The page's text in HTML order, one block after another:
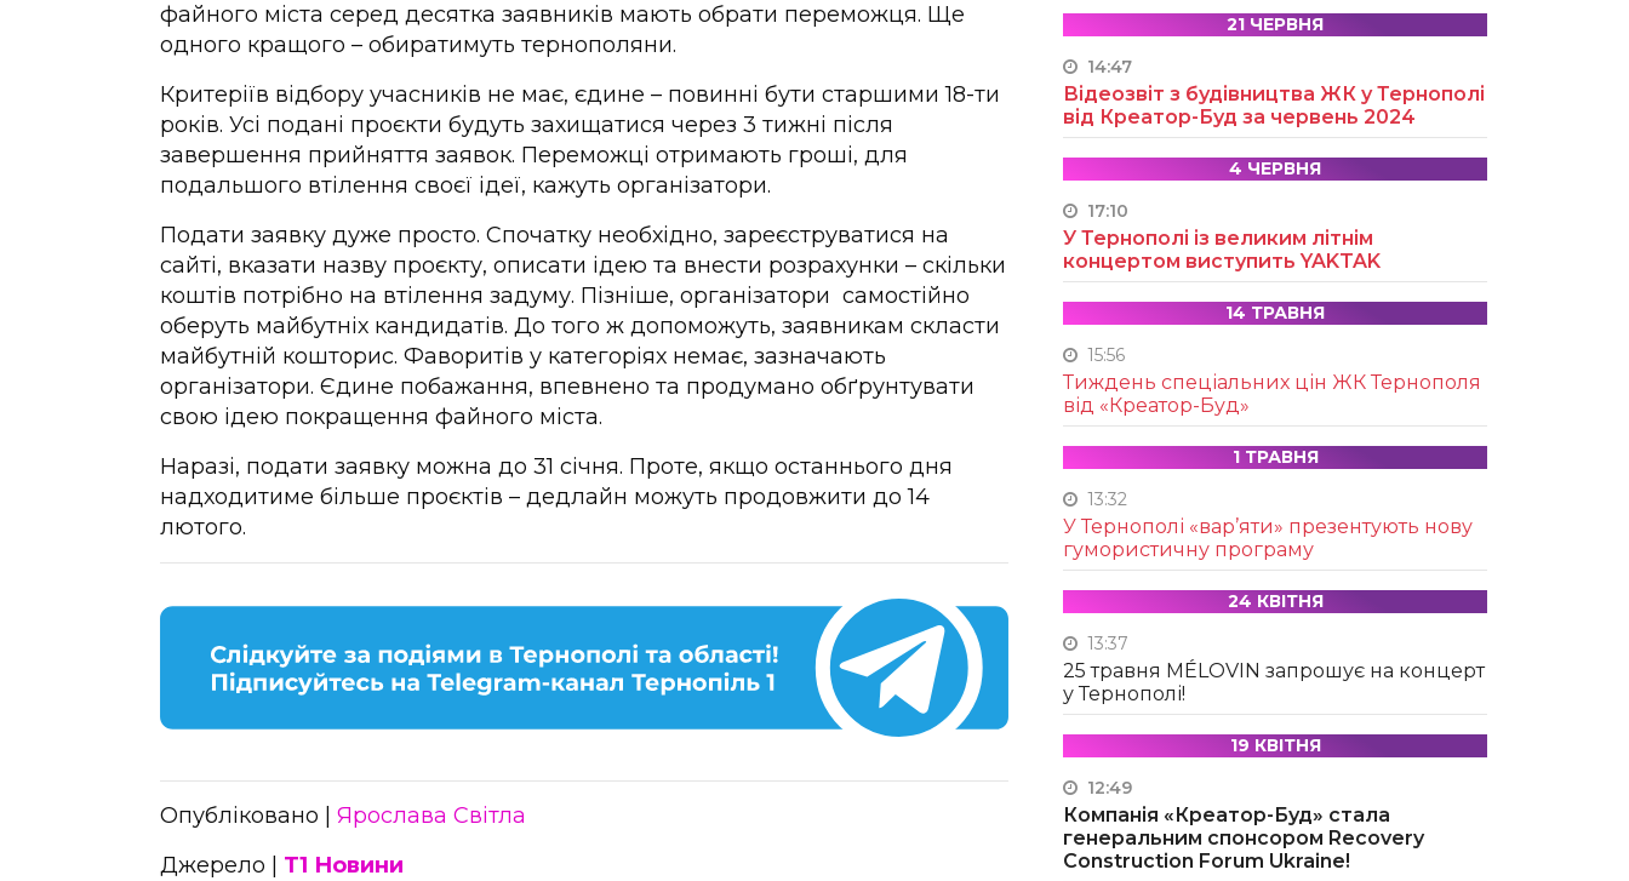
файного міста серед десятка заявників мають обрати переможця. Ще
одного кращого – обиратимуть тернополяни.
Критеріїв відбору учасників не має, єдине – повинні бути старшими 18-ти
років. Усі подані проєкти будуть захищатися через 3 тижні після
завершення прийняття заявок. Переможці отримають гроші, для
подальшого втілення своєї ідеї, кажуть організатори.
Подати заявку дуже просто. Спочатку необхідно, зареєструватися на
сайті, вказати назву проєкту, описати ідею та внести розрахунки – скільки
коштів потрібно на втілення задуму. Пізніше, організатори самостійно
оберуть майбутніх кандидатів. До того ж допоможуть, заявникам скласти
майбутній кошторис. Фаворитів у категоріях немає, зазначають
організатори. Єдине побажання, впевнено та продумано обґрунтувати
свою ідею покращення файного міста.
Наразі, подати заявку можна до 31 січня. Проте, якщо останнього дня
надходитиме більше проєктів – дедлайн можуть продовжити до 14
лютого.
Опубліковано | Ярослава Світла
Джерело | Т1 Новини
21 ЧЕРВНЯ
14:47
Відеозвіт з будівництва ЖК у Тернополі
від Креатор-Буд за червень 2024
4 ЧЕРВНЯ
17:10
У Тернополі із великим літнім
концертом виступить YAKTAK
14 ТРАВНЯ
15:56
Тиждень спеціальних цін ЖК Тернополя
від «Креатор-Буд»
1 ТРАВНЯ
13:32
У Тернополі «вар’яти» презентують нову
гумористичну програму
24 КВІТНЯ
13:37
25 травня MÉLOVIN запрошує на концерт
у Тернополі!
19 КВІТНЯ
12:49
Компанія «Креатор-Буд» стала
генеральним спонсором Recovery
Construction Forum Ukraine!